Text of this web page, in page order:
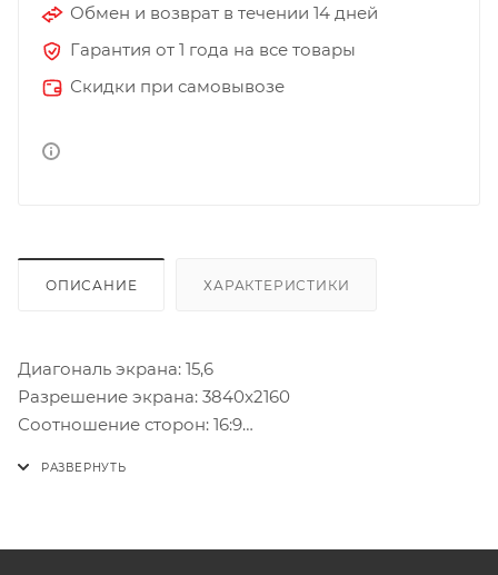
Обмен и возврат в течении 14 дней
Гарантия от 1 года на все товары
Скидки при самовывозе
ОПИСАНИЕ ХАРАКТЕРИСТИКИ
Диагональ экрана: 15,6
Разрешение экрана: 3840x2160
Соотношение сторон: 16:9